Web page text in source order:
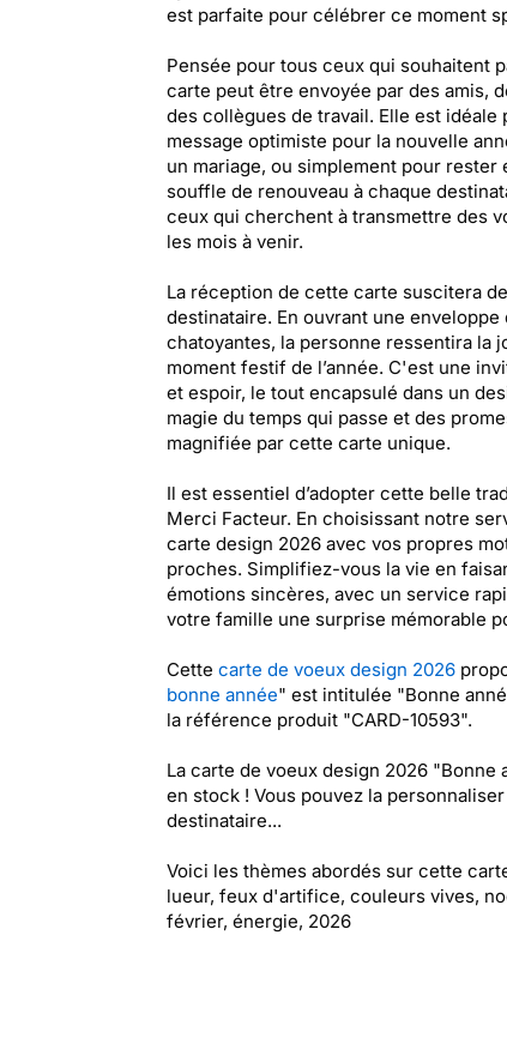
est parfaite pour célébrer ce moment
Pensée pour tous ceux qui souhaitent
carte peut être envoyée par des amis,
des collègues de travail. Elle est
message optimiste pour la nouvelle
un mariage, ou simplement pour
souffle de renouveau à chaque
ceux qui cherchent à transmettre des
les mois à venir.
La réception de cette carte suscitera
destinataire. En ouvrant une
chatoyantes, la personne ressentira la
moment festif de l’année. C'est une
et espoir, le tout encapsulé dans un
magie du temps qui passe et des
magnifiée par cette carte unique.
Il est essentiel d’adopter cette belle
Merci Facteur. En choisissant notre
carte design 2026 avec vos propres
proches. Simplifiez-vous la vie en
émotions sincères, avec un service
votre famille une surprise mémorable
Cette carte de voeux design 2026
bonne année" est intitulée "Bonne
la référence produit "CARD-10593".
La carte de voeux design 2026
en stock ! Vous pouvez la
destinataire...
Voici les thèmes abordés sur cette
lueur, feux d'artifice, couleurs vives,
février, énergie, 2026